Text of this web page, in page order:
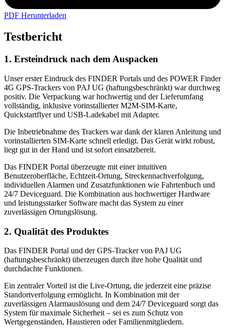
PDF Herunterladen
Testbericht
1. Ersteindruck nach dem Auspacken
Unser erster Eindruck des FINDER Portals und des POWER Finder
4G GPS-Trackers von PAJ UG (haftungsbeschränkt) war durchweg
positiv. Die Verpackung war hochwertig und der Lieferumfang
vollständig, inklusive vorinstallierter M2M-SIM-Karte,
Quickstartflyer und USB-Ladekabel mit Adapter.
Die Inbetriebnahme des Trackers war dank der klaren Anleitung und
vorinstallierten SIM-Karte schnell erledigt. Das Gerät wirkt robust,
liegt gut in der Hand und ist sofort einsatzbereit.
Das FINDER Portal überzeugte mit einer intuitiven
Benutzeroberfläche, Echtzeit-Ortung, Streckennachverfolgung,
individuellen Alarmen und Zusatzfunktionen wie Fahrtenbuch und
24/7 Deviceguard. Die Kombination aus hochwertiger Hardware
und leistungsstarker Software macht das System zu einer
zuverlässigen Ortungslösung.
2. Qualität des Produktes
Das FINDER Portal und der GPS-Tracker von PAJ UG
(haftungsbeschränkt) überzeugen durch ihre hohe Qualität und
durchdachte Funktionen.
Ein zentraler Vorteil ist die Live-Ortung, die jederzeit eine präzise
Standortverfolgung ermöglicht. In Kombination mit der
zuverlässigen Alarmauslösung und dem 24/7 Deviceguard sorgt das
System für maximale Sicherheit – sei es zum Schutz von
Wertgegenständen, Haustieren oder Familienmitgliedern.